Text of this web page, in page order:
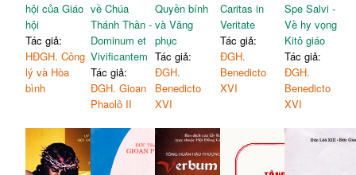
hội của Giáo
hội
Tác giả:
HĐGH. Công
lý và Hòa
bình
về Chúa
Thánh Thần -
Dominum et
Vivificantem
Tác giả:
ĐGH. Gioan
Phaolô II
Quyền bính
và Vâng
phục
Tác giả:
ĐGH.
Benedicto
XVI
Caritas in
Veritate
Tác giả:
ĐGH.
Benedicto
XVI
Spe Salvi -
Về hy vọng
Kitô giáo
Tác giả:
ĐGH.
Benedicto
XVI